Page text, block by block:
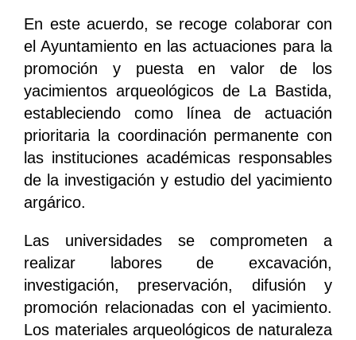
En este acuerdo, se recoge colaborar con
el Ayuntamiento en las actuaciones para la
promoción y puesta en valor de los
yacimientos arqueológicos de La Bastida,
estableciendo como línea de actuación
prioritaria la coordinación permanente con
las instituciones académicas responsables
de la investigación y estudio del yacimiento
argárico.
Las universidades se comprometen a
realizar labores de excavación,
investigación, preservación, difusión y
promoción relacionadas con el yacimiento.
Los materiales arqueológicos de naturaleza